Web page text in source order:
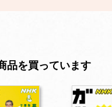
品を買っています